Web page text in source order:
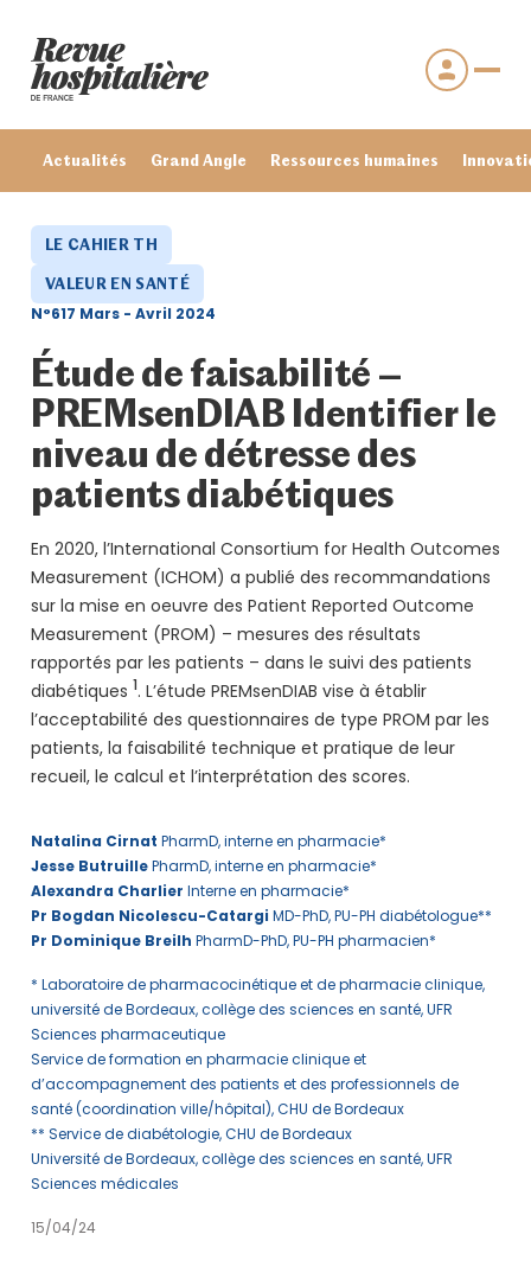
Actualités Grand Angle Ressources humaines
Se connecter
Mot de passe oublié ?
LE CAHIER TH
VALEUR EN SANTÉ
N°617 Mars - Avril 2024
Étude de faisabilité –
PREMsenDIAB Identifier le
niveau de détresse des
patients diabétiques
En 2020, l’International Consortium for Health Outcomes
Measurement (ICHOM) a publié des recommandations
sur la mise en oeuvre des Patient Reported Outcome
Measurement (PROM) – mesures des résultats
rapportés par les patients – dans le suivi des patients
diabétiques 1. L’étude PREMsenDIAB vise à établir
l’acceptabilité des questionnaires de type PROM par les
patients, la faisabilité technique et pratique de leur
recueil, le calcul et l’interprétation des scores.
Natalina Cirnat PharmD, interne en pharmacie*
Jesse ButruillePharmD, interne en pharmacie*
Alexandra Charlier Interne en pharmacie*
Pr Bogdan Nicolescu-Catargi MD-PhD, PU-PH diabétologue**
Pr Dominique Breilh PharmD-PhD, PU-PH pharmacien*
* Laboratoire de pharmacocinétique et de pharmacie clinique,
université de Bordeaux, collège des sciences en santé, UFR
Sciences pharmaceutique
Service de formation en pharmacie clinique et
d’accompagnement des patients et des professionnels de
santé (coordination ville/hôpital), CHU de Bordeaux
** Service de diabétologie, CHU de Bordeaux
Université de Bordeaux, collège des sciences en santé, UFR
Sciences médicales
15/04/24